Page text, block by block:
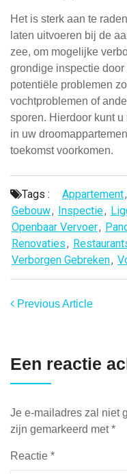
Het is sterk aan te
laten uitvoeren bij de
zee, om mogelijke
grondige inspectie
potentiële problemen
vochtproblemen of
sporen. Hierdoor kunt
in uw
toekomst voorkomen.
Tags : Appartement,
Gebouw, Inspectie,
Openbaar Vervoer,
Renovaties,
Verborgen Gebreken,
Previous Article
Een reactie
Je e-mailadres zal niet
zijn gemarkeerd met*
Reactie *